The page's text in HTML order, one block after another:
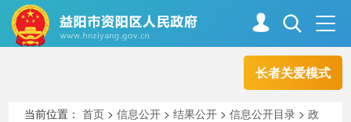
长者关爱模式
走进资阳
当前位置：首页 >信息公开 >结果公开 >信息公开目录 >政